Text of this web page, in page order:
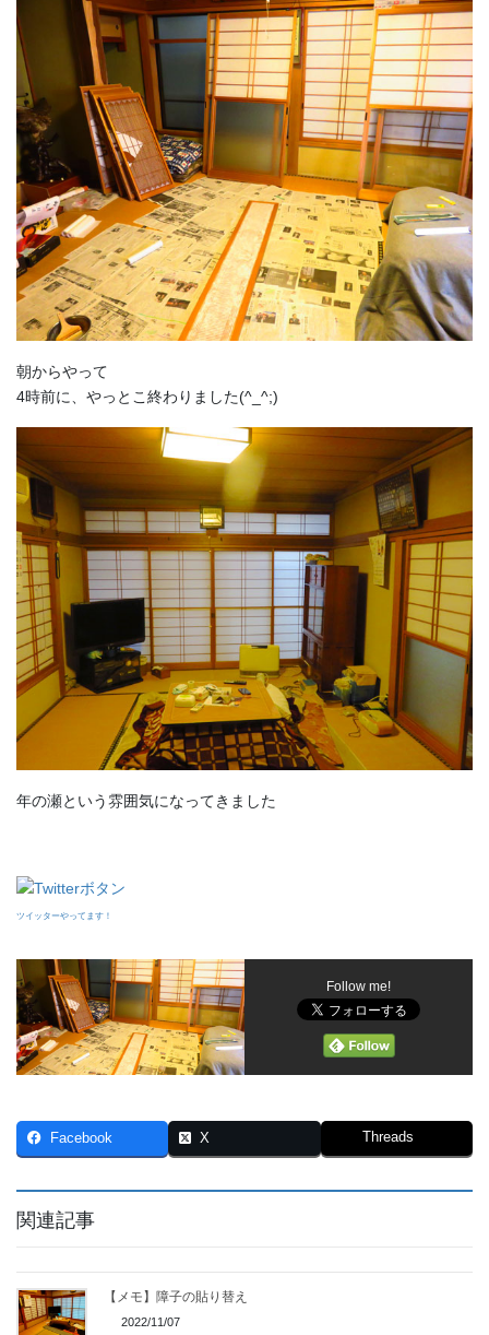
朝からやって
4時前に、やっとこ終わりました(^_^;)
年の瀬という雰囲気になってきました
ツイッターやってます！
Follow me!
Facebook X Threads
関連記事
【メモ】障子の貼り替え
2022/11/07